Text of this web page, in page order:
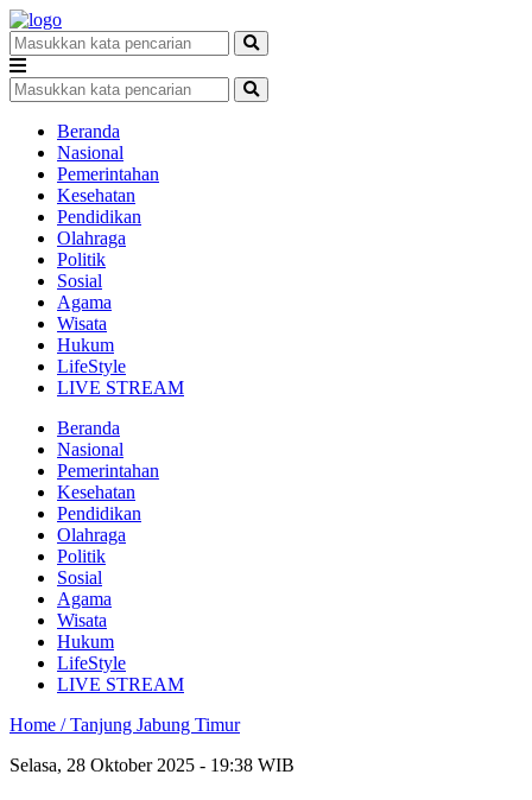
Beranda
Nasional
Pemerintahan
Kesehatan
Pendidikan
Olahraga
Politik
Sosial
Agama
Wisata
Hukum
LifeStyle
LIVE STREAM
Beranda
Nasional
Pemerintahan
Kesehatan
Pendidikan
Olahraga
Politik
Sosial
Agama
Wisata
Hukum
LifeStyle
LIVE STREAM
Home /Tanjung Jabung Timur
Selasa, 28 Oktober 2025 - 19:38 WIB